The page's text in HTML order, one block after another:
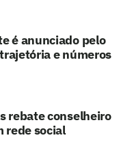
é anunciado pelo
e números
rebate conselheiro
rede social